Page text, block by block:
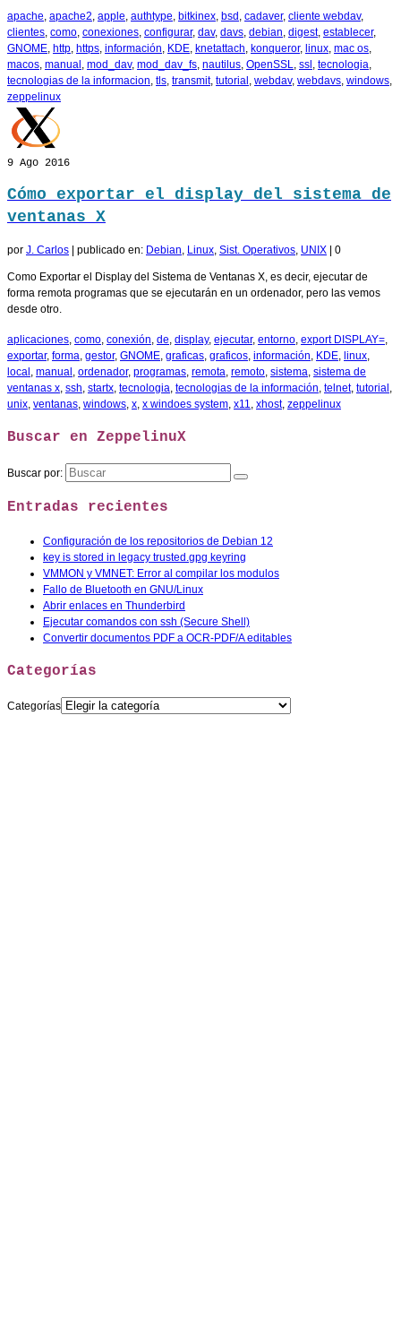
apache apache2 apple authtype bitkinex bsd cadaver, cliente webdav,
clientes como conexiones configurar, dav, davs debian digest, establecer,
GNOME http https información KDE knetattach konqueror, linux mac os
macos manual mod_dav, mod_dav_fs nautilus OpenSSL ssl tecnologia
tecnologias de la informacion tls transmit, tutorial webdav, webdavs windows
zeppelinux
9 Ago 2016
Cómo exportar el display del sistema de
ventanas X
por J. Carlos publicado en: Debian, Linux, Sist. Operativos, UNIX 0
Como Exportar el Display del Sistema de Ventanas X, es decir, ejecutar de
forma remota programas que se ejecutarán en un ordenador, pero las vemos
desde otro.
aplicaciones, como, conexión, de, display, ejecutar, entorno, export DISPLAY=,
exportar, forma, gestor, GNOME, graficas, graficos, información, KDE, linux,
local , manual , ordenador, programas, remota, remoto, sistema, sistema de
ventanas x, ssh, startx, tecnologia, tecnologias de la información, telnet, tutorial ,
unix, ventanas, windows, x, x windoes system, x11, xhost, zeppelinux
Buscar en ZeppelinuX
Buscar por:
Entradas recientes
Configuración de los repositorios de Debian 12
key is stored in legacy trusted.gpg keyring
VMMON y VMNET: Error al compilar los modulos
Fallo de Bluetooth en GNU/Linux
Abrir enlaces en Thunderbird
Ejecutar comandos con ssh (Secure Shell)
Convertir documentos PDF a OCR-PDF/A editables
Categorías
Categorías